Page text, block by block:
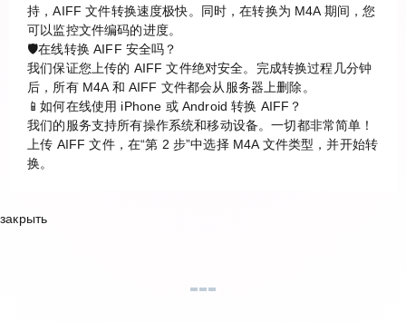
持，AIFF 文件转换速度极快。同时，在转换为 M4A 期间，您
可以监控文件编码的进度。
🛡️在线转换 AIFF 安全吗？
我们保证您上传的 AIFF 文件绝对安全。完成转换过程几分钟
后，所有 M4A 和 AIFF 文件都会从服务器上删除。
📱如何在线使用 iPhone 或 Android 转换 AIFF？
我们的服务支持所有操作系统和移动设备。一切都非常简单！
上传 AIFF 文件，在“第 2 步”中选择 M4A 文件类型，并开始转
换。
закрыть